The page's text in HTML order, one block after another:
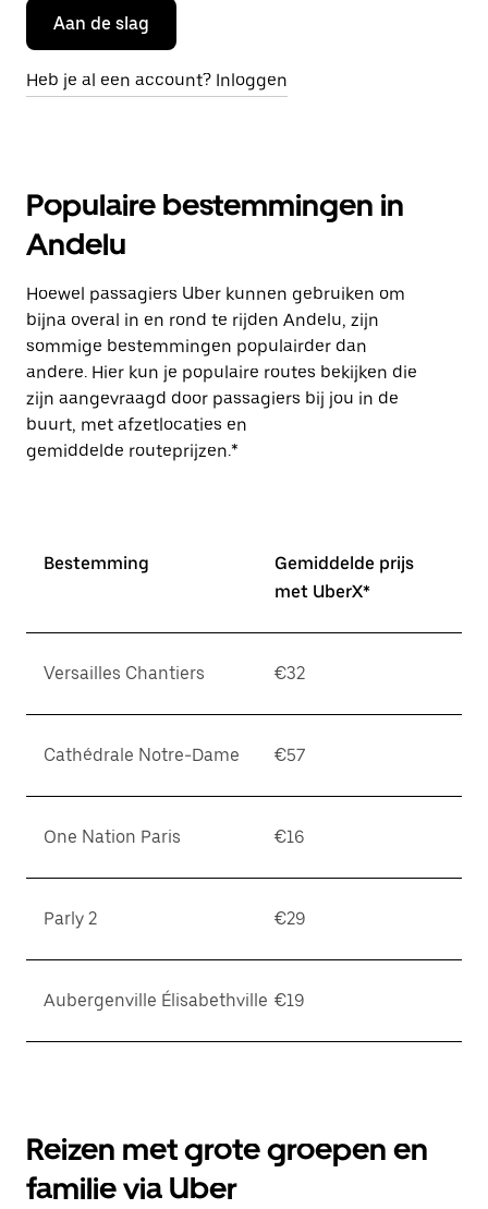
Aan de slag
Heb je al een account? Inloggen
Populaire bestemmingen in
Andelu
Hoewel passagiers Uber kunnen gebruiken om
bijna overal in en rond te rijden Andelu, zijn
sommige bestemmingen populairder dan
andere. Hier kun je populaire routes bekijken die
zijn aangevraagd door passagiers bij jou in de
buurt, met afzetlocaties en
gemiddelde routeprijzen.*
Bestemming
Gemiddelde prijs
met UberX*
Versailles Chantiers €32
Cathédrale Notre-Dame €57
One Nation Paris €16
Parly 2 €29
Aubergenville Élisabethville €19
Reizen met grote groepen en
familie via Uber